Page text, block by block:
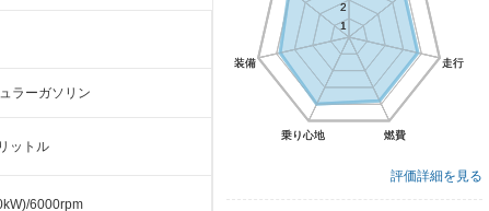
ラーガソリン
ットル
6000rpm
走行
燃費
乗り心地
装備
1
2
走行
燃費
乗り心地
装備
1
2
評価詳細を見る